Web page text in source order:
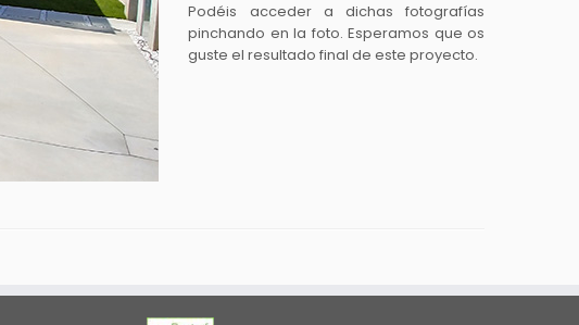
Podéis acceder a dichas fotografías
pinchando en la foto. Esperamos que os
guste el resultado final de este proyecto.